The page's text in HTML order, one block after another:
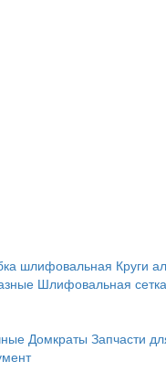
шлифовальная Круги
Шлифовальная сетка
Домкраты Запчасти